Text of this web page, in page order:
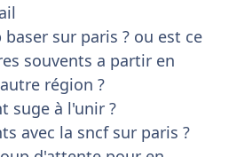
sur paris ? ou est ce
souvents a partir en
région ?
suge à l'unir ?
avec la sncf sur paris ?